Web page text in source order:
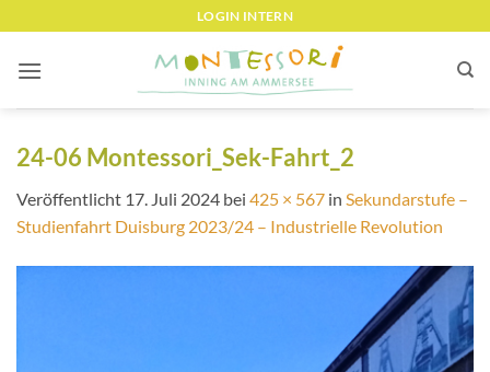
springen
LOGIN INTERN
24-06 Montessori_Sek-Fahrt_2
Veröffentlicht 17. Juli 2024 bei 425 × 567 in Sekundarstufe –
Studienfahrt Duisburg 2023/24 – Industrielle Revolution